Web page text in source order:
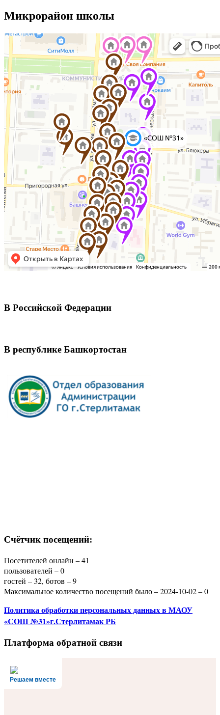
Микрорайон школы
В Российской Федерации
В республике Башкортостан
Счётчик посещений:
Посетителей онлайн – 41
пользователей – 0
гостей – 32, ботов – 9
Максимальное количество посещений было – 2024-10-02 – 0
Политика обработки персональных данныхв МАОУ
«СОШ №31»г.Стерлитамак РБ
Платформа обратной связи
Решаем вместе